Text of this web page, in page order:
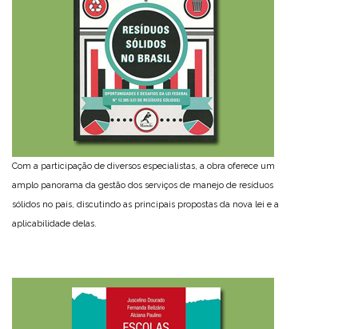
Com a participação de diversos especialistas, a obra oferece um
amplo panorama da gestão dos serviços de manejo de resíduos
sólidos no país, discutindo as principais propostas da nova lei e a
aplicabilidade delas.